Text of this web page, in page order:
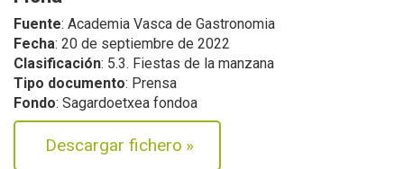
Fuente: Academia Vasca de Gastronomia
Fecha: 20 de septiembre de 2022
Clasificación: 5.3. Fiestas de la manzana
Tipo documento: Prensa
Fondo: Sagardoetxea fondoa
Descargar fichero »